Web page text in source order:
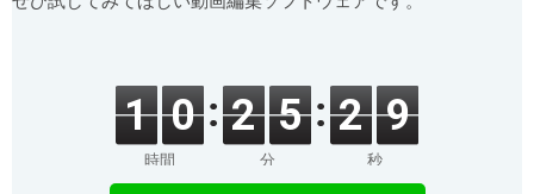
1 0
時間
2 5
分
2 9
秒